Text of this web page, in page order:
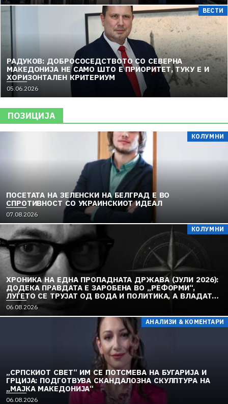
ВЕСТИ
РАДУКОВ: ДОБРОСОСЕДСТВОТО СО СЕВЕРНА
МАКЕДОНИЈА НЕ САМО ШТО Е ПРИОРИТЕТ, ТУКУ Е И
ХОРИЗОНТАЛЕН КРИТЕРИУМ
05.06.2026
ПОЗИЦИЈА
КОЛУМНИ
ПОСЕТАТА НА ЗЕЛЕНСКИ НА БЕЛГРАД Е ВО
СПРОТИВНОСТ СО УКРАИНСКИОТ ИДЕАЛ
07.08.2026
КОЛУМНИ
ХРОНИКА НА ЕДНА ПРОПАДНАТА ДРЖАВА (ЈУЛИ 2026):
ДОДЕКА ПРАВДАТА Е ЗАРОБЕНА ВО „РЕФОРМИ“,
ЛУЃЕТО СЕ ТРУЈАТ ОД ВОДА И ПОЛИТИКА, А ВЛАДАТА
И ОПОЗИЦИЈАТА СЕ „РЕКОНСТРУИРААТ“ – ЗЕМЈАТА
ТОНЕ ВО „ДОСТОИНСТВО“ И МОЛЧИ ПРЕД УКРАИНА
06.08.2026
АНАЛИЗИ & КОМЕНТАРИ
„СРПСКИОТ СВЕТ“ ИМ СЕ ПОТСМЕВА НА БУГАРИЈА И
ГРЦИЈА: ПОДГОТВУВА СКАНДАЛОЗНА СКУЛПТУРА НА
„МАЈКА МАКЕДОНИЈА“
06.08.2026